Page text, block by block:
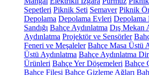
Sepetleri Piknik Seti Semaver Piknik
Depolama Depolama Evleri Depolama
Sandığı Bahçe Aydınlatma Dış Mekan
Aydınlatma Projektör ve Sensörler
Feneri ve Meşaleler Bahçe Masa Üstü
Üstü Aydınlatma Bahçe Aydınlatma
Ürünleri Bahçe Yer Döşemeleri Bahçe
Bahçe Filesi Bahçe Gizleme Ağları